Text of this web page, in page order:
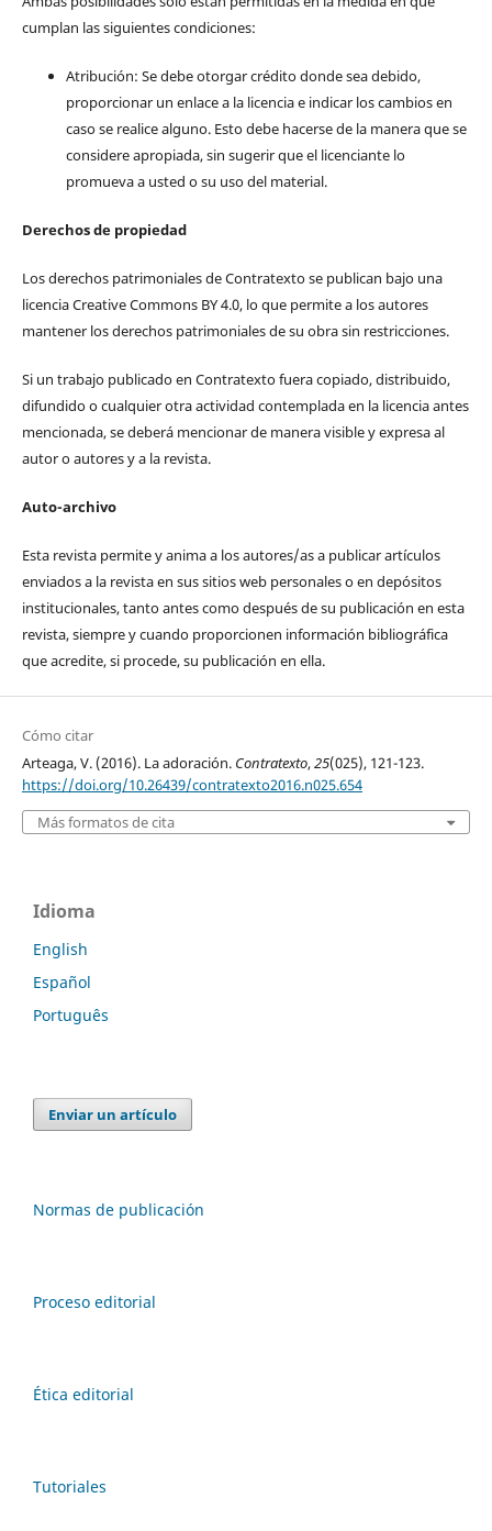
cumplan las siguientes condiciones:
Atribución: Se debe otorgar crédito donde sea debido,
proporcionar un enlace a la licencia e indicar los cambios en
caso se realice alguno. Esto debe hacerse de la manera que se
considere apropiada, sin sugerir que el licenciante lo
promueva a usted o su uso del material.
Derechos de propiedad
Los derechos patrimoniales de Contratexto se publican bajo una
licencia Creative Commons BY 4.0, lo que permite a los autores
mantener los derechos patrimoniales de su obra sin restricciones.
Si un trabajo publicado en Contratexto fuera copiado, distribuido,
difundido o cualquier otra actividad contemplada en la licencia antes
mencionada, se deberá mencionar de manera visible y expresa al
autor o autores y a la revista.
Auto-archivo
Esta revista permite y anima a los autores/as a publicar artículos
enviados a la revista en sus sitios web personales o en depósitos
institucionales, tanto antes como después de su publicación en esta
revista, siempre y cuando proporcionen información bibliográfica
que acredite, si procede, su publicación en ella.
Cómo citar
Arteaga, V. (2016). La adoración. Contratexto,25(025), 121-123.
https://doi.org/10.26439/contratexto2016.n025.654
Más formatos de cita
Idioma
English
Español
Português
Enviar un artículo
Normas de publicación
Proceso editorial
Ética editorial
Tutoriales